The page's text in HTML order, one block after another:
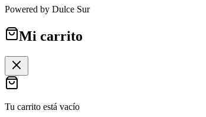
Powered by Dulce Sur
Mi carrito
Tu carrito está vacío